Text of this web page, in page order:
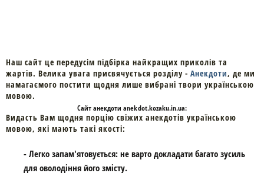
Наш сайт це передусім підбірка найкращих приколів та
жартів. Велика увага присвячується розділу - Анекдоти, де ми
намагаємого постити щодня лише вибрані твори українською
мовою.
Cайтанекдоти anekdot.kozaku.in.ua:
Видасть Вам щодня порцію свіжих анекдотів українською
мовою, які мають такі якості:
- Легко запам'ятовується: не варто докладати багато зусиль
для оволодіння його змісту.